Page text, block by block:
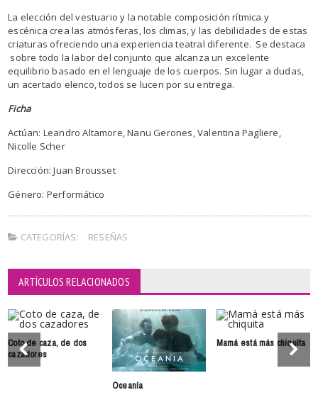
La elección del vestuario y la notable composición rítmica y
escénica crea las atmósferas, los climas, y las debilidades de estas
criaturas ofreciendo una experiencia teatral diferente. Se destaca
sobre todo la labor del conjunto que alcanza un excelente
equilibrio basado en el lenguaje de los cuerpos. Sin lugar a dudas,
un acertado elenco, todos se lucen por su entrega.
Ficha
Actúan: Leandro Altamore, Nanu Gerones, Valentina Pagliere,
Nicolle Scher
Dirección: Juan Brousset
Género: Performático
CATEGORÍAS: RESEÑAS
ARTÍCULOS RELACIONADOS
Coto de caza, de dos
cazadores
Oceanía
Mamá está más chiquita